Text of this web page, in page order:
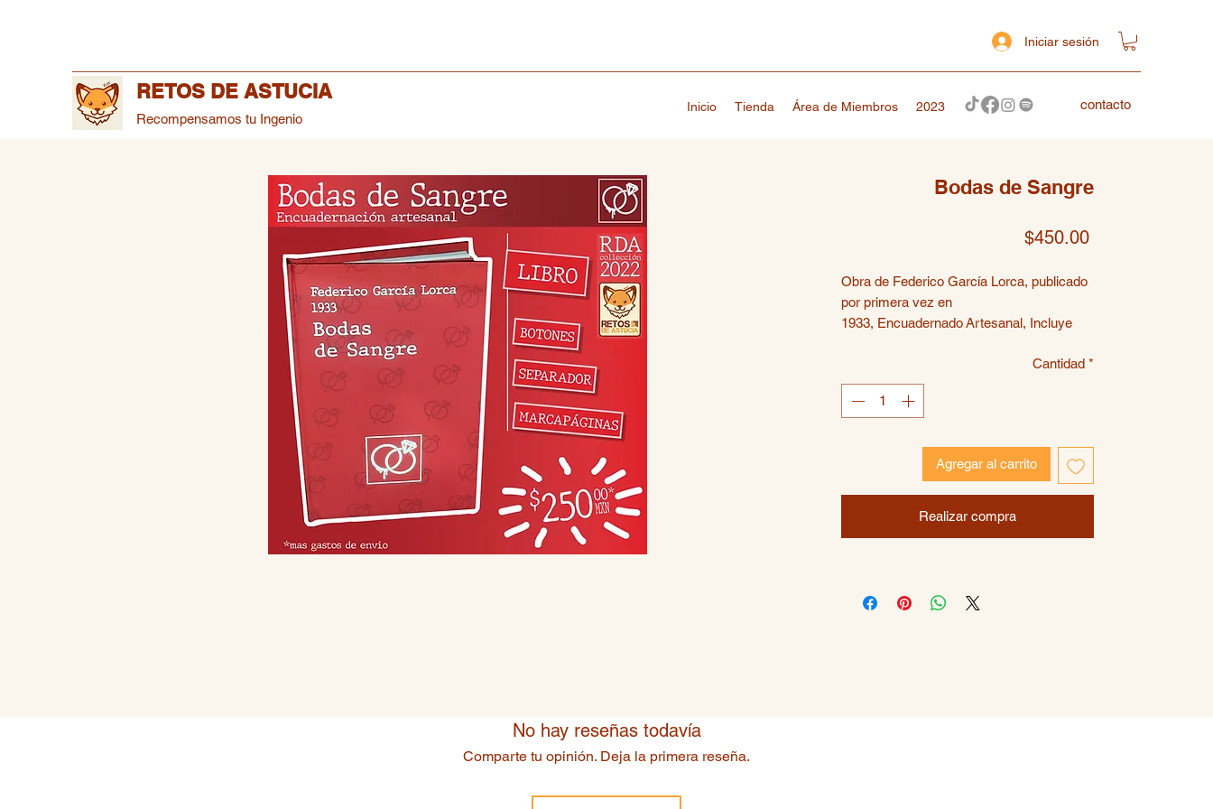
Iniciar sesión
RETOS DE ASTUCIA
Recompensamos tu Ingenio
Inicio Tienda Área de Miembros 2023 contacto
Bodas de Sangre
$450.00Precio
Obra de Federico García Lorca, publicado
por primera vez en
1933, Encuadernado Artesanal, Incluye
Magnético alusivos. (envio de 5 a 7 días
hábiles)
Cantidad *
Agregar al carrito
Realizar compra
No hay reseñas todavía
Comparte tu opinión. Deja la primera reseña.